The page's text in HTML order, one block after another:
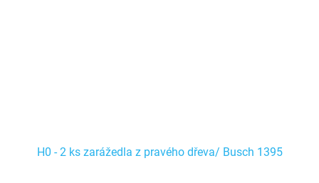
H0 - 2 ks zarážedla z pravého dřeva/ Busch 1395